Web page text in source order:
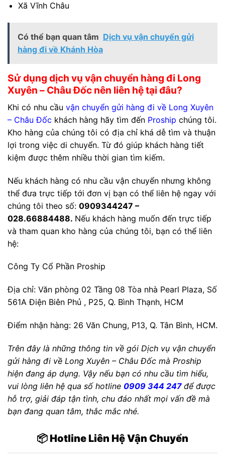
Xã Vĩnh Châu
Có thể bạn quan tâm Dịch vụ vận chuyển gửi
hàng đi về Khánh Hòa
Sử dụng dịch vụ vận chuyển hàng đi Long
Xuyên – Châu Đốc nên liên hệ tại đâu?
Khi có nhu cầu vận chuyển gửi hàng đi về Long Xuyên
– Châu Đốc khách hàng hãy tìm đến Proship chúng tôi.
Kho hàng của chúng tôi có địa chỉ khá dễ tìm và thuận
lợi trong việc di chuyển. Từ đó giúp khách hàng tiết
kiệm được thêm nhiều thời gian tìm kiếm.
Nếu khách hàng có nhu cầu vận chuyển nhưng không
thể đưa trực tiếp tới đơn vị bạn có thể liên hệ ngay với
chúng tôi theo số: 0909344247 –
028.66884488. Nếu khách hàng muốn đến trực tiếp
và tham quan kho hàng của chúng tôi, bạn có thể liên
hệ:
Công Ty Cổ Phần Proship
Địa chỉ: Văn phòng 02 Tầng 08 Tòa nhà Pearl Plaza, Số
561A Điện Biên Phủ , P25, Q. Bình Thạnh, HCM
Điểm nhận hàng: 26 Văn Chung, P13, Q. Tân Bình, HCM.
Trên đây là những thông tin về gói Dịch vụ vận chuyển
gửi hàng đi về Long Xuyên – Châu Đốc mà Proship
hiện đang áp dụng. Vậy nếu bạn có nhu cầu tìm hiểu,
vui lòng liên hệ qua số hotline 0909 344 247 để được
hỗ trợ, giải đáp tận tình, chu đáo nhất mọi vấn đề mà
bạn đang quan tâm, thắc mắc nhé.
📦 Hotline Liên Hệ Vận Chuyển